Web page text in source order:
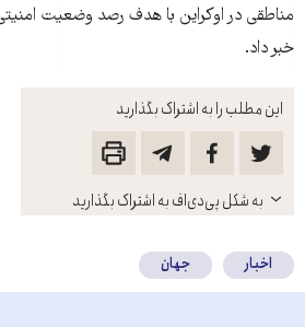
این مطلب را به اشتراک بگذارید
باز
کنید
به شکل پی‌دی‌اف به اشتراک بگذارید
مناطقی در اوکراین با هدف رصد وضعیت
خبر داد.
اخبار جهان